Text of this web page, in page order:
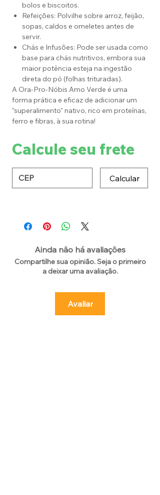
bolos e biscoitos.
Refeições: Polvilhe sobre arroz, feijão,
sopas, caldos e omeletes antes de
servir.
Chás e Infusões: Pode ser usada como
base para chás nutritivos, embora sua
maior potência esteja na ingestão
direta do pó (folhas trituradas).
A Ora-Pro-Nóbis Amo Verde é uma
forma prática e eficaz de adicionar um
"superalimento" nativo, rico em proteínas,
ferro e fibras, à sua rotina!
Calcule seu frete
Calcular
Ainda não há avaliações
Compartilhe sua opinião. Seja o primeiro
a deixar uma avaliação.
Avaliar